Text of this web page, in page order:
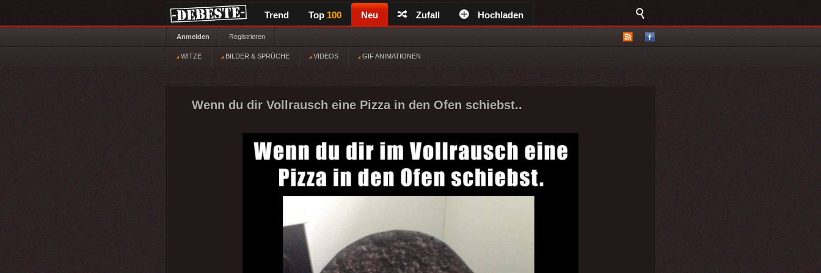
Trend Top 100 Neu Zufall Hochladen
Anmelden Registrieren
WITZE BILDER & SPRÜCHE VIDEOS GIF ANIMATIONEN
Wenn du dir Vollrausch eine Pizza in den Ofen schiebst..